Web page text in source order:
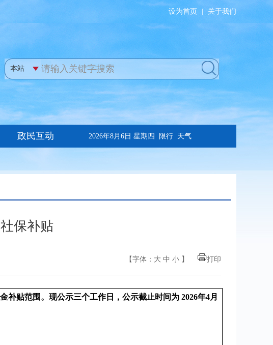
设为首页 关于我们
保补贴
【字体： 大 中 小 】 打印
贴范围。现公示三个工作日，公示截止时间为 2026年4月